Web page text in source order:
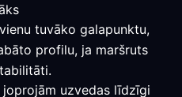
tuvāko galapunktu,
profilu, ja maršruts
uzvedas līdzīgi